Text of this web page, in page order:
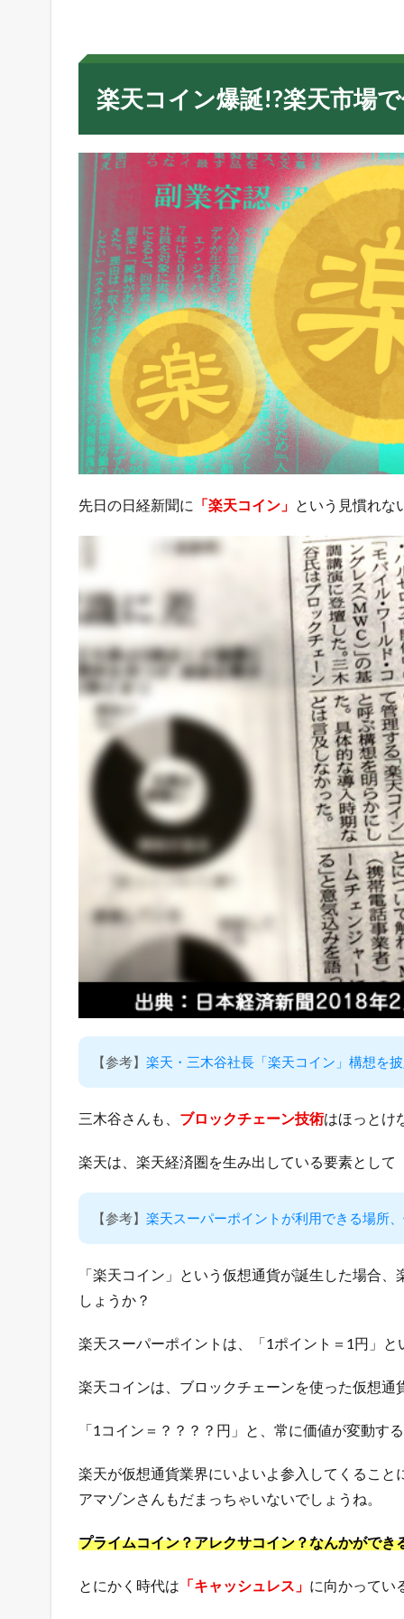
!
?
想
通
貨
決
済
が
で
き
る
か
も
？
1.1
れ
シ
ョ
ッ
プ
の
科
が
こ
こ
に
は
書
け
い
裏
ザ
」
I
だ
に
信
予
1.2
1
万
P
以
の
ア
ク
ス
を
楽天コイン爆誕!?楽天市場
先日の日経新聞に 「楽天コイン」 という見慣れな
【参考】楽天・三木谷社長「楽天コイン」構想を
三木谷さんも、 ブロックチェーン技術はほっとけ
楽天は、楽天経済圏を生み出している要素として
【参考】楽天スーパーポイントが利用できる場所
「楽天コイン」という仮想通貨が誕生した場合
しょうか？
楽天スーパーポイントは、「1ポイント＝1円」と
楽天コインは、ブロックチェーンを使った仮想通
「1コイン＝？？？？円」と、常に価値が変動す
楽天が仮想通貨業界にいよいよ参入してくること
アマゾンさんもだまっちゃいないでしょうね。
プライムコイン？アレクサコイン？なんかができ
とにかく時代は 「キャッシュレス」 に向かってい